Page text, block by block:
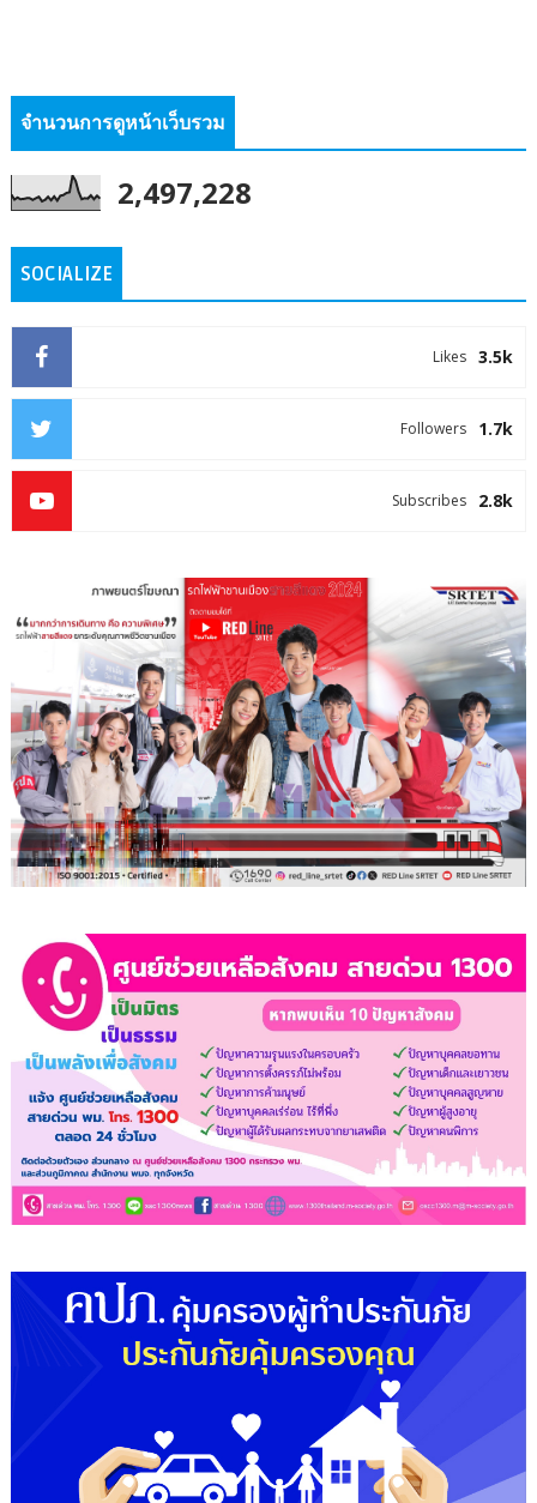
จำนวนการดูหน้าเว็บรวม
2,497,228
SOCIALIZE
3.5k
Likes
1.7k
Followers
2.8k
Subscribes